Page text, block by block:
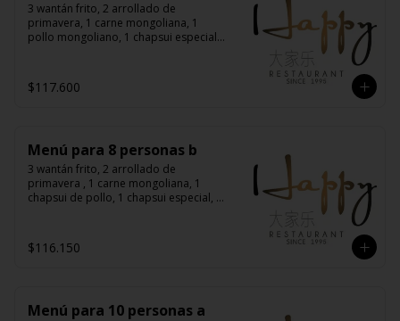
3 wantán frito, 2 arrollado de
primavera, 1 carne mongoliana, 1
pollo mongoliano, 1 chapsui especial,
arroz chaufán
$117.600
Menú para 8 personas b
3 wantán frito, 2 arrollado de
primavera , 1 carne mongoliana, 1
chapsui de pollo, 1 chapsui especial, 1
chaufán
$116.150
Menú para 10 personas a